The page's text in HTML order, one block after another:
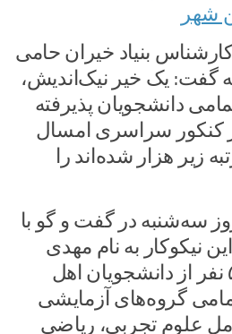
بنیاد خیران حامی
گفت: یک خیر نیک‌اندیش،
دانشجویان پذیرفته
کنکور سراسری امسال
زیر هزار شده‌اند را
سه‌شنبه در گفت و گو با
نیکوکار به نام مهدی
مروج تربتی برای ۵۶ نفر از دانشجویان اهل
گروه‌های آزمایشی
علوم تجربی، ریاضی